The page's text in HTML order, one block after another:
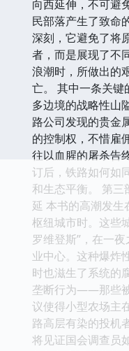
向西延伸，不可避
民部落产生了致命
深刻，它避免了将
者，而是展现了不
浪潮时，所做出
亡。 其中一条关键
多边境的战略性山
路公司发现的贵金
的控制权，不惜雇
往以血腥的屠杀告
订后，铁路如何如
和生态平衡。 第
延 本书的高潮发
枢纽城市时。这些
罗维登斯”，在一
业中心。这种爆炸
时也滋生了系统的
垄断行为——那些
议使得小型农场主
路高层有染的投机
将见证国会调查员